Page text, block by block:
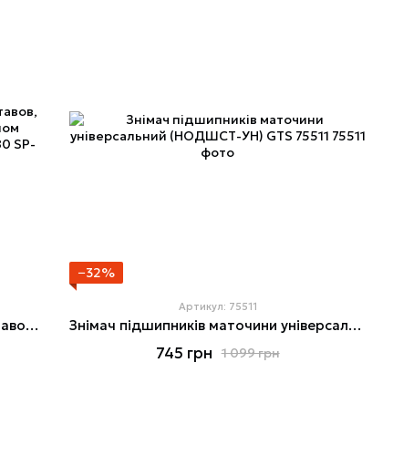
Перчатки из спандекса,защита суставов, усиление на большом и указательном пальцах 10" STORM INTERTOOL SP-0180
−32%
Артикул: 75511
Знімач підшипників маточини універсальний (НОДШСТ-УН) GTS 75511
1 099 грн
745 грн